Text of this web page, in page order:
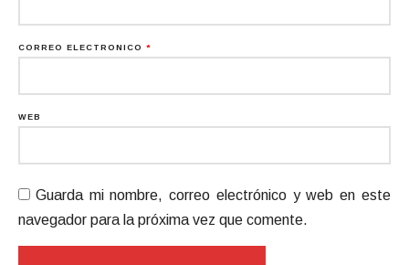
CORREO ELECTRÓNICO *
WEB
Guarda mi nombre, correo electrónico y web en este
navegador para la próxima vez que comente.